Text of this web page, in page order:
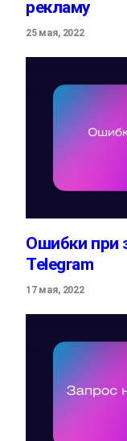
рекламу
25 мая, 2022
Ошибки при
Telegram
17 мая, 2022